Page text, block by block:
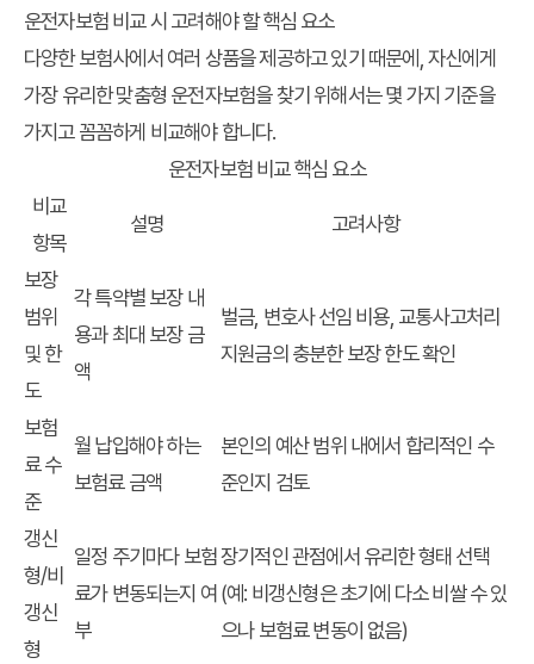
운전자보험 비교 시 고려해야 할 핵심 요소
다양한 보험사에서 여러 상품을 제공하고 있기 때문에, 자신에게
가장 유리한 맞춤형 운전자보험을 찾기 위해서는 몇 가지 기준을
가지고 꼼꼼하게 비교해야 합니다.
운전자보험 비교 핵심 요소
비교
항목
설명 고려사항
보장
범위
및 한
도
각 특약별 보장 내
용과 최대 보장 금
액
벌금, 변호사 선임 비용, 교통사고처리
지원금의 충분한 보장 한도 확인
보험
료 수
준
월 납입해야 하는
보험료 금액
본인의 예산 범위 내에서 합리적인 수
준인지 검토
갱신
형/비
갱신
형
일정 주기마다 보험
료가 변동되는지 여
부
장기적인 관점에서 유리한 형태 선택
(예: 비갱신형은 초기에 다소 비쌀 수 있
으나 보험료 변동이 없음)